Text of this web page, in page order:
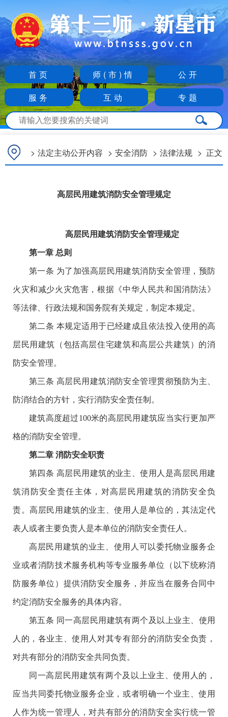
首页 师(市)情
公开
服务
互动 专题
> 法定主动公开内容 > 安全消防 > 法律法规 > 正文
高层民用建筑消防安全管理规定
高层民用建筑消防安全管理规定
第一章 总则
第一条 为了加强高层民用建筑消防安全管理，预防
火灾和减少火灾危害，根据《中华人民共和国消防法》
等法律、行政法规和国务院有关规定，制定本规定。
第二条 本规定适用于已经建成且依法投入使用的高
层民用建筑（包括高层住宅建筑和高层公共建筑）的消
防安全管理。
第三条 高层民用建筑消防安全管理贯彻预防为主、
防消结合的方针，实行消防安全责任制。
建筑高度超过100米的高层民用建筑应当实行更加严
格的消防安全管理。
第二章 消防安全职责
第四条 高层民用建筑的业主、使用人是高层民用建
筑消防安全责任主体，对高层民用建筑的消防安全负
责。高层民用建筑的业主、使用人是单位的，其法定代
表人或者主要负责人是本单位的消防安全责任人。
高层民用建筑的业主、使用人可以委托物业服务企
业或者消防技术服务机构等专业服务单位（以下统称消
防服务单位）提供消防安全服务，并应当在服务合同中
约定消防安全服务的具体内容。
第五条 同一高层民用建筑有两个及以上业主、使用
人的，各业主、使用人对其专有部分的消防安全负责，
对共有部分的消防安全共同负责。
同一高层民用建筑有两个及以上业主、使用人的，
应当共同委托物业服务企业，或者明确一个业主、使用
人作为统一管理人，对共有部分的消防安全实行统一管